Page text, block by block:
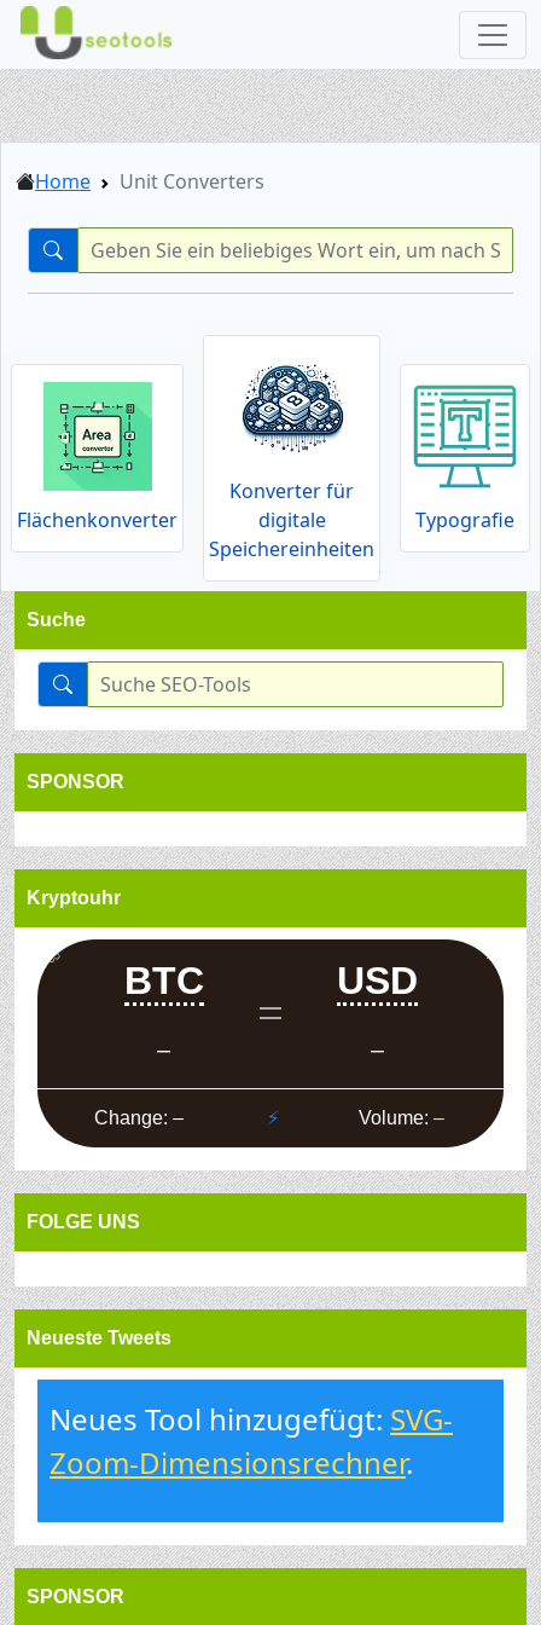
Home Unit Converters
Flächenkonverter
Konverter für
digitale
Speichereinheiten
Typografie
Suche
SPONSOR
Kryptouhr
FOLGE UNS
Neueste Tweets
Neues Tool hinzugefügt: SVG-
Zoom-Dimensionsrechner.
SPONSOR